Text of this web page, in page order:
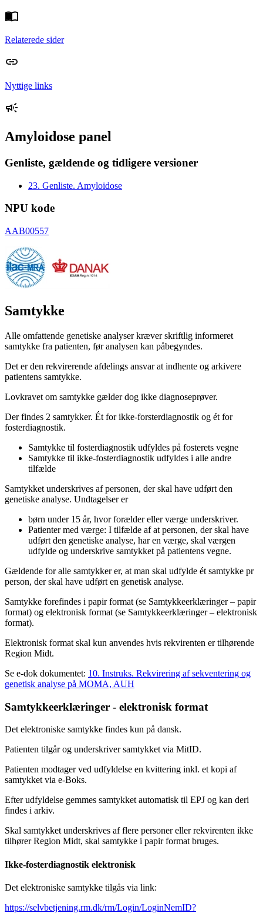
Relaterede sider
Nyttige links
Amyloidose panel
Genliste, gældende og tidligere versioner
23. Genliste. Amyloidose
NPU kode
AAB00557
Samtykke
Alle omfattende genetiske analyser kræver skriftlig informeret
samtykke fra patienten, før analysen kan påbegyndes.
Det er den rekvirerende afdelings ansvar at indhente og arkivere
patientens samtykke.
Lovkravet om samtykke gælder dog ikke diagnoseprøver.
Der findes 2 samtykker. Ét for ikke-forsterdiagnostik og ét for
fosterdiagnostik.
Samtykke til fosterdiagnostik udfyldes på fosterets vegne
Samtykke til ikke-fosterdiagnostik udfyldes i alle andre
tilfælde
Samtykket underskrives af personen, der skal have udført den
genetiske analyse. Undtagelser er
børn under 15 år, hvor forælder eller værge underskriver.
Patienter med værge: I tilfælde af at personen, der skal have
udført den genetiske analyse, har en værge, skal værgen
udfylde og underskrive samtykket på patientens vegne.
Gældende for alle samtykker er, at man skal udfylde ét samtykke pr
person, der skal have udført en genetisk analyse.
Samtykke forefindes i papir format (se Samtykkeerklæringer – papir
format) og elektronisk format (se Samtykkeerklæringer – elektronisk
format).
Elektronisk format skal kun anvendes hvis rekvirenten er tilhørende
Region Midt.
Se e-dok dokumentet: 10. Instruks. Rekvirering af sekventering og
genetisk analyse på MOMA, AUH
Samtykkeerklæringer - elektronisk format
Det elektroniske samtykke findes kun på dansk.
Patienten tilgår og underskriver samtykket via MitID.
Patienten modtager ved udfyldelse en kvittering inkl. et kopi af
samtykket via e-Boks.
Efter udfyldelse gemmes samtykket automatisk til EPJ og kan deri
findes i arkiv.
Skal samtykket underskrives af flere personer eller rekvirenten ikke
tilhører Region Midt, skal samtykke i papir format bruges.
Ikke-fosterdiagnostik elektronisk
Det elektroniske samtykke tilgås via link:
https://selvbetjening.rm.dk/rm/Login/LoginNemID?